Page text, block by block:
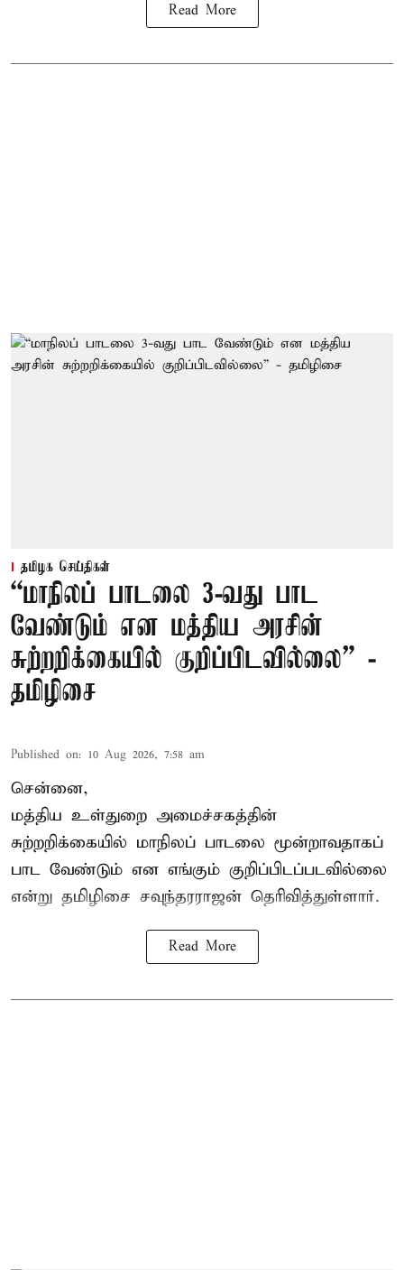
Read More
தமிழக செய்திகள்
“மாநிலப் பாடலை 3-வது பாட
வேண்டும் என மத்திய அரசின்
சுற்றறிக்கையில் குறிப்பிடவில்லை” -
தமிழிசை
Published on: 10 Aug 2026, 7:58 am
சென்னை,
மத்திய உள்துறை அமைச்சகத்தின்
சுற்றறிக்கையில் மாநிலப் பாடலை மூன்றாவதாகப்
பாட வேண்டும் என எங்கும் குறிப்பிடப்படவில்லை
என்று தமிழிசை சவுந்தரராஜன் தெரிவித்துள்ளார்.
Read More